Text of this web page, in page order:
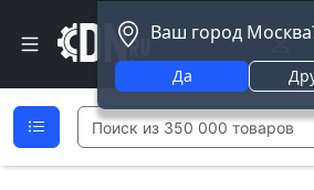
Ваш город
Да